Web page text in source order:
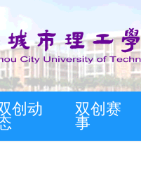
创动
双创赛
事